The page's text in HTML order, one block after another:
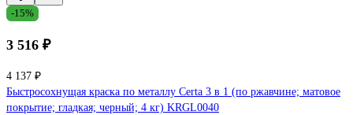
-15%
3 516 ₽
4 137 ₽
Быстросохнущая краска по металлу Certa 3 в 1 (по ржавчине; матовое
покрытие; гладкая; черный; 4 кг) KRGL0040